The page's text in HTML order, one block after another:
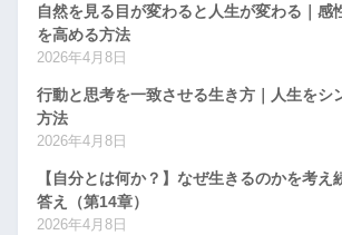
自然を見る目が変わると人生が変わる｜感
を高める方法
2026年4月8日
行動と思考を一致させる生き方｜人生をシ
方法
2026年4月8日
【自分とは何か？】なぜ生きるのかを考え
答え（第14章）
2026年4月8日